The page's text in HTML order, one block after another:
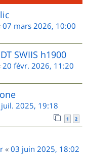
07 mars 2026, 10:00
SWIIS h1900
20 févr. 2026, 11:20
2025, 19:18
1 2
« 03 juin 2025, 18:02